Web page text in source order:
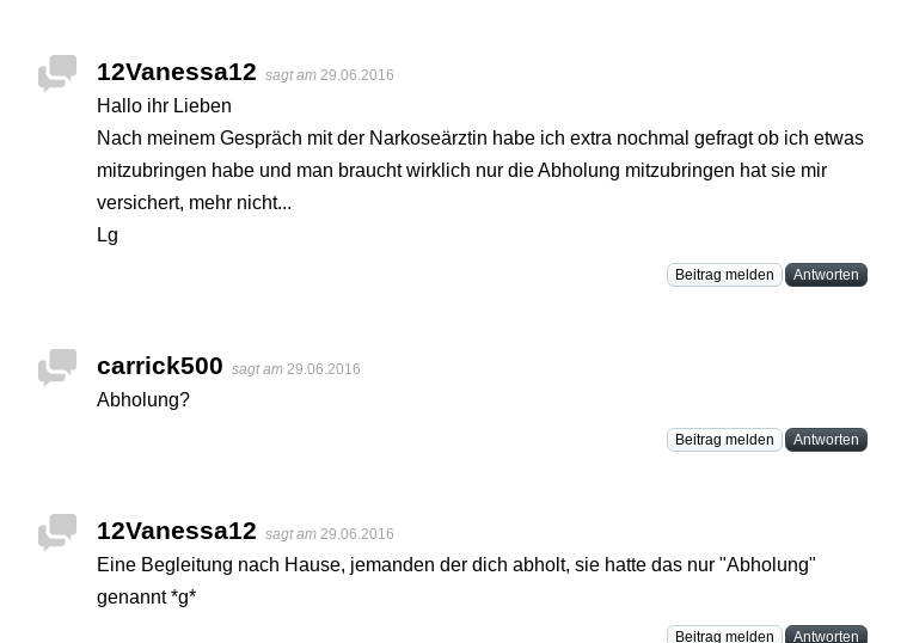
12Vanessa12 sagt am 29.06.2016
Hallo ihr Lieben
Nach meinem Gespräch mit der Narkoseärztin habe ich extra nochmal gefragt ob ich etwas
mitzubringen habe und man braucht wirklich nur die Abholung mitzubringen hat sie mir
versichert, mehr nicht...
Lg
Beitrag melden Antworten
carrick500 sagt am 29.06.2016
Abholung?
Beitrag melden Antworten
12Vanessa12 sagt am 29.06.2016
Eine Begleitung nach Hause, jemanden der dich abholt, sie hatte das nur "Abholung"
genannt *g*
Beitrag melden Antworten